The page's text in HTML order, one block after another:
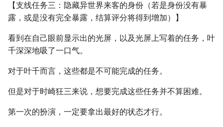
【支线任务三：隐藏异世界来客的身份（若是身份没有暴
露，或是没有完全暴露，结算评分将得到增加）】
看到在自己眼前显示出的光屏，以及光屏上写着的任务，叶
千深深地吸了一口气。
对于叶千而言，这些都是不可能完成的任务。
但是对于时崎狂三来说，想要完成这些任务并不算困难。
第一次的扮演，一定要拿出最好的状态才行。